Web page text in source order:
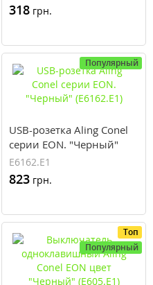
318 грн.
Популярный
USB-розетка Aling Conel
серии EON. "Черный"
(E6162.E1)
E6162.E1
823 грн.
Топ
Популярный